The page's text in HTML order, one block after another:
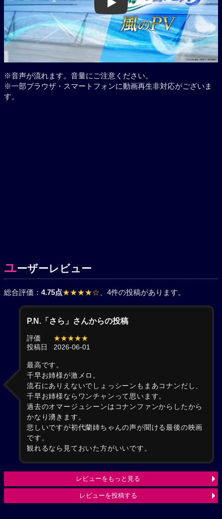
Play
※音声が流れます。音量にご注意ください。
※一部ブラウザ・スマートフォンに動画再生非対応がございま
す。
ユーザーレビュー
総合評価： 4.75点★★★★☆ 、4件の投稿があります。
P.N.「さら」さんからの投稿
評価
★★★★★
投稿日
2026-06-01
最高です。
千早お姉様が激メロ。
流石にありえないでしょっシーンもまあコナンだし、
千早お姉様ならワンチャンって思います。
過去のオマージュシーンはコナンファンからしたから
かなり湧きます。
悲しいですが初代蘭姉ちゃんの声が聞ける最後の映画
です。
観れるなら見ておいた方がいいです。
レビューをもっと見る
レビューを投稿する